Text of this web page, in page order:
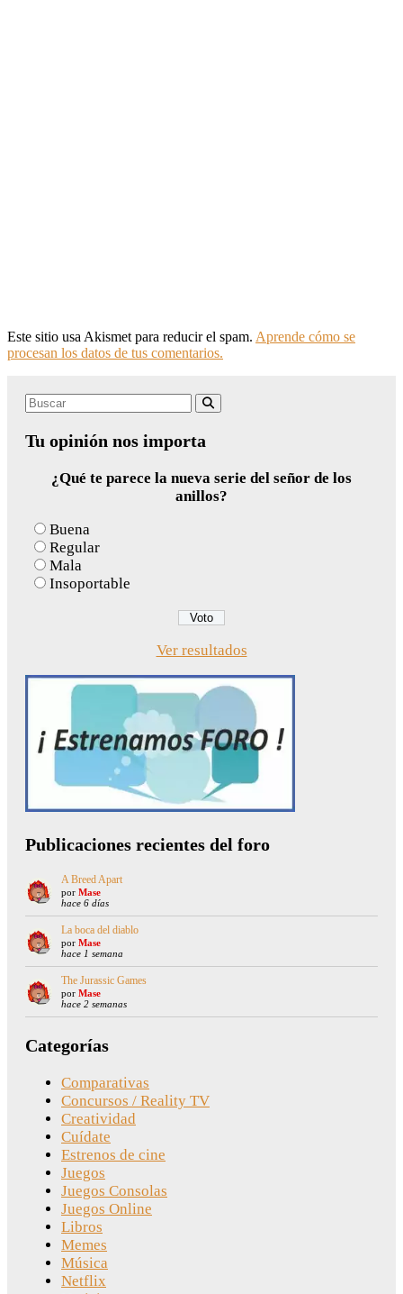
Este sitio usa Akismet para reducir el spam. Aprende cómo se
procesan los datos de tus comentarios.
Search
Tu opinión nos importa
¿Qué te parece la nueva serie del señor de los
anillos?
Buena
Regular
Mala
Insoportable
Ver resultados
Publicaciones recientes del foro
A Breed Apart
por Mase
hace 6 días
La boca del diablo
por Mase
hace 1 semana
The Jurassic Games
por Mase
hace 2 semanas
Categorías
Comparativas
Concursos / Reality TV
Creatividad
Cuídate
Estrenos de cine
Juegos
Juegos Consolas
Juegos Online
Libros
Memes
Música
Netflix